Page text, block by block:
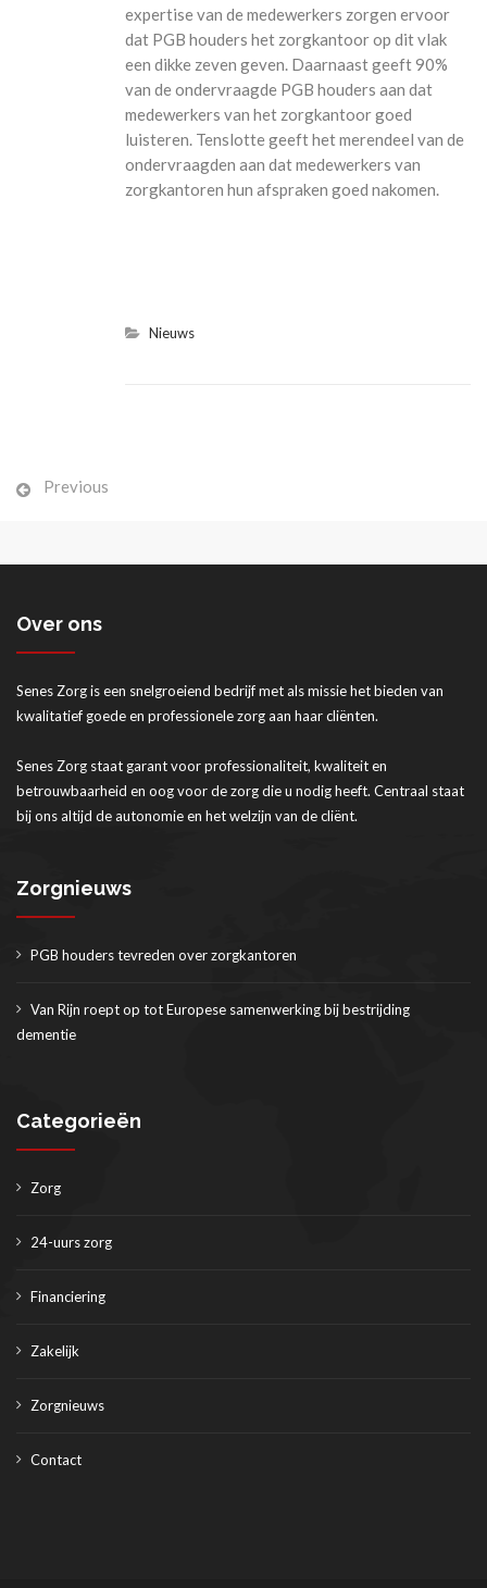
expertise van de medewerkers zorgen ervoor
dat PGB houders het zorgkantoor op dit vlak
een dikke zeven geven. Daarnaast geeft 90%
van de ondervraagde PGB houders aan dat
medewerkers van het zorgkantoor goed
luisteren. Tenslotte geeft het merendeel van de
ondervraagden aan dat medewerkers van
zorgkantoren hun afspraken goed nakomen.
Nieuws
Post
Previous
Over ons
Senes Zorg is een snelgroeiend bedrijf met als missie het bieden van
kwalitatief goede en professionele zorg aan haar cliënten.
Senes Zorg staat garant voor professionaliteit, kwaliteit en
betrouwbaarheid en oog voor de zorg die u nodig heeft. Centraal staat
bij ons altijd de autonomie en het welzijn van de cliënt.
Zorgnieuws
PGB houders tevreden over zorgkantoren
Van Rijn roept op tot Europese samenwerking bij bestrijding
dementie
Categorieën
Zorg
24-uurs zorg
Financiering
Zakelijk
Zorgnieuws
Contact